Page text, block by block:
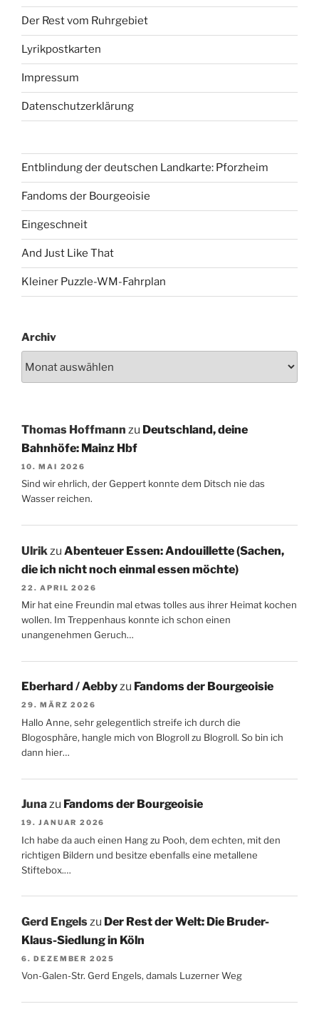
Der Rest vom Ruhrgebiet
Lyrikpostkarten
Impressum
Datenschutzerklärung
Entblindung der deutschen Landkarte: Pforzheim
Fandoms der Bourgeoisie
Eingeschneit
And Just Like That
Kleiner Puzzle-WM-Fahrplan
Archiv
Thomas Hoffmann zu Deutschland, deine
Bahnhöfe: Mainz Hbf
10. MAI 2026
Sind wir ehrlich, der Geppert konnte dem Ditsch nie das
Wasser reichen.
Ulrik zu Abenteuer Essen: Andouillette (Sachen,
die ich nicht noch einmal essen möchte)
22. APRIL 2026
Mir hat eine Freundin mal etwas tolles aus ihrer Heimat kochen
wollen. Im Treppenhaus konnte ich schon einen
unangenehmen Geruch…
Eberhard / Aebbyzu Fandoms der Bourgeoisie
29. MÄRZ 2026
Hallo Anne, sehr gelegentlich streife ich durch die
Blogosphäre, hangle mich von Blogroll zu Blogroll. So bin ich
dann hier…
Junazu Fandoms der Bourgeoisie
19. JANUAR 2026
Ich habe da auch einen Hang zu Pooh, dem echten, mit den
richtigen Bildern und besitze ebenfalls eine metallene
Stiftebox.…
Gerd Engelszu Der Rest der Welt: Die Bruder-
Klaus-Siedlung in Köln
6. DEZEMBER 2025
Von-Galen-Str. Gerd Engels, damals Luzerner Weg